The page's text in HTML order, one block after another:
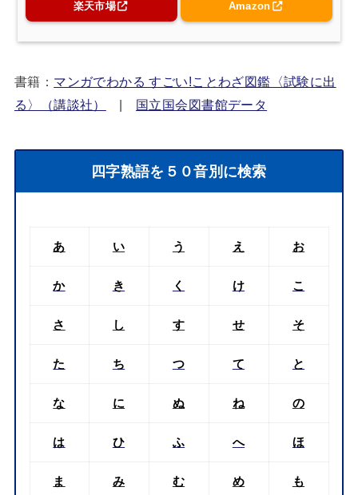
楽天市場 Amazon
書籍： マンガでわかる すごい!ことわざ図鑑〈試験に出
る〉（講談社）
| 国立国会図書館データ
四字熟語を５０音別に検索
あ い う え お
か き く け こ
さ し す せ そ
た ち つ て と
な に ぬ ね の
は ひ ふ へ ほ
ま み む め も